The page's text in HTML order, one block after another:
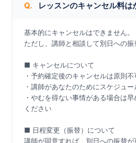
Q. レッスンのキャンセル料は
基本的にキャンセルはできません。
ただし、講師と相談して別日への振
■ キャンセルについて
・予約確定後のキャンセルは原則不
・講師があなたのためにスケジュ
・やむを得ない事情がある場合は
ください
■ 日程変更（振替）について
講師が同意すれば、別日への振替が